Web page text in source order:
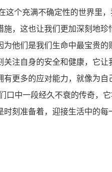
这个充满不确定性的世界里
，这也让我们更加深刻地
他们是我们生命中最宝贵的
注自身的安全和健康，它
更多的应对能力，就像为
口中一段经久不衰的传奇，
刻准备着，迎接生活中的每